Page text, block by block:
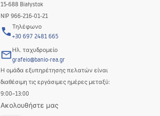
15-688 Białystok
NIP 966-216-01-21
Τηλέφωνο
+30 697 2481 665
Ηλ. ταχυδρομείο
grafeio@banio-rea.gr
Η ομάδα εξυπηρέτησης πελατών είναι
διαθέσιμη τις εργάσιμες ημέρες μεταξύ:
9:00–13:00
Ακολουθήστε μας